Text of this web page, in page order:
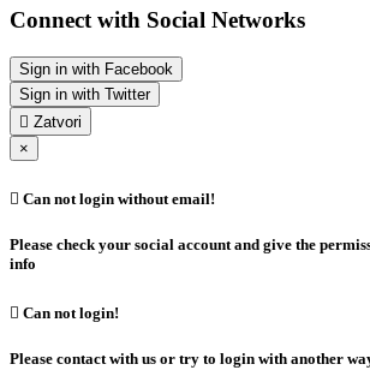
Connect with Social Networks
Sign in with Facebook
Sign in with Twitter
 Zatvori
×
 Can not login without email!
Please check your social account and give the
info
 Can not login!
Please contact with us or try to login with another